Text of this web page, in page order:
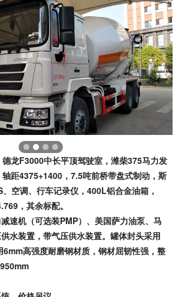
龙F3000中长平顶驾驶室，潍柴375马力发
距4375+1400，7.5吨前桥带盘式制动，斯
空调、行车记录仪，400L铝合金油箱，
，其余标配。
速机（可选装PMP）、美国萨力油泵、马
水装置，带气压供水装置。罐体封头采用
高强度耐磨钢材质，钢材屈韧性强，整